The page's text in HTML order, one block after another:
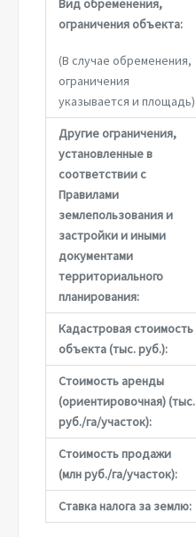
Вид обременения,
ограничения объекта:
(В случае обременения,
ограничения
указывается и площадь)
Другие ограничения,
установленные в
соответствии с
Правилами
землепользования и
застройки и иными
документами
территориального
планирования:
Кадастровая стоимость
объекта (тыс. руб.):
Стоимость аренды
(ориентировочная) (тыс.
руб./га/участок):
Стоимость продажи
(млн руб./га/участок):
Ставка налога за землю: